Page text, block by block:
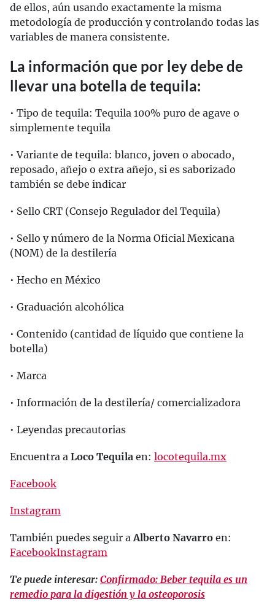
de ellos, aún usando exactamente la misma
metodología de producción y controlando todas las
variables de manera consistente.
La información que por ley debe de
llevar una botella de tequila:
• Tipo de tequila: Tequila 100% puro de agave o
simplemente tequila
• Variante de tequila: blanco, joven o abocado,
reposado, añejo o extra añejo, si es saborizado
también se debe indicar
• Sello CRT (Consejo Regulador del Tequila)
• Sello y número de la Norma Oficial Mexicana
(NOM) de la destilería
• Hecho en México
• Graduación alcohólica
• Contenido (cantidad de líquido que contiene la
botella)
• Marca
• Información de la destilería/ comercializadora
• Leyendas precautorias
Encuentra a Loco Tequila en: locotequila.mx
Facebook
Instagram
También puedes seguir a Alberto Navarro en:
FacebookInstagram
Te puede interesar: Confirmado: Beber tequila es un
remedio para la digestión y la osteoporosis